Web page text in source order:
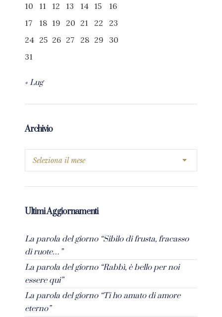
10
11 12 13 14 15
16
17
18 19 20 21 22
23
24 25 26 27 28 29
30
31
« Lug
Archivio
Ultimi Aggiornamenti
La parola del giorno “Sibilo di frusta, fracasso
di ruote…”
La parola del giorno “Rabbì, è bello per noi
essere qui”
La parola del giorno “Ti ho amato di amore
eterno”